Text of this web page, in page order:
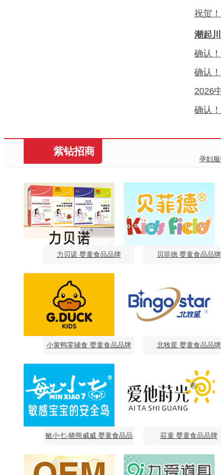
祝贺
潮起
确认
确认
2026
确认
紫钻招商
孕妇
力贝诺 婴童食品品牌 贝菲德 婴童食品品牌
小黄鸭零辅食 婴童食品品牌 北牧星 婴童食品品牌
敏小七-晓熊威威 婴童食品品
牌
莊童 婴童食品品牌